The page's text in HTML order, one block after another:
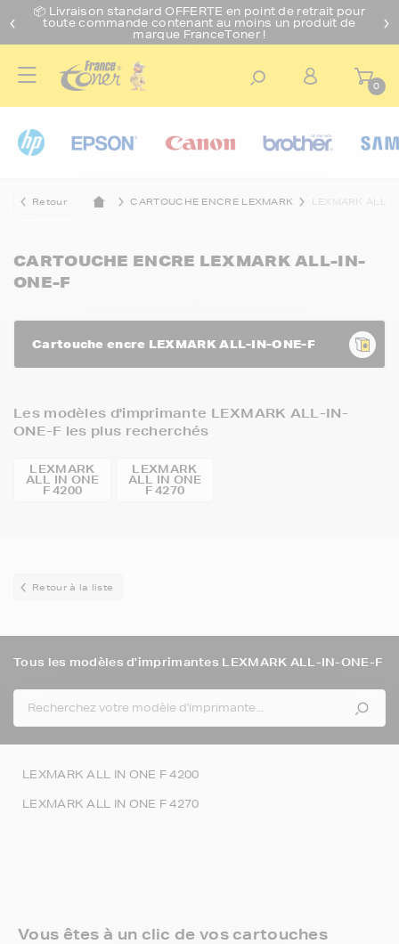
📦 Livraison standard OFFERTE en point de retrait pour
toute commande contenant au moins un produit de
marque FranceToner !
0
Retour CARTOUCHE ENCRE LEXMARK LEXMARK ALL-
CARTOUCHE ENCRE LEXMARK ALL-IN-
ONE-F
Cartouche encre LEXMARK ALL-IN-ONE-F
Les modèles d'imprimante LEXMARK ALL-IN-
ONE-F les plus recherchés
LEXMARK
ALL IN ONE
F 4200
LEXMARK
ALL IN ONE
F 4270
Retour à la liste
Tous les modèles d'imprimantes LEXMARK ALL-IN-ONE-F
LEXMARK ALL IN ONE F 4200
LEXMARK ALL IN ONE F 4270
Vous êtes à un clic de vos cartouches